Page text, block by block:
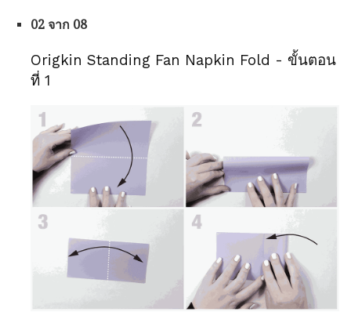
02 จาก 08
Origkin Standing Fan Napkin Fold - ขั้นตอน
ที่ 1